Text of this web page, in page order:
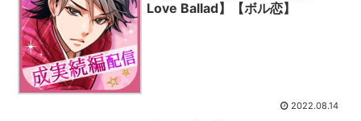
Love Ballad】【ボル恋】
2022.08.14